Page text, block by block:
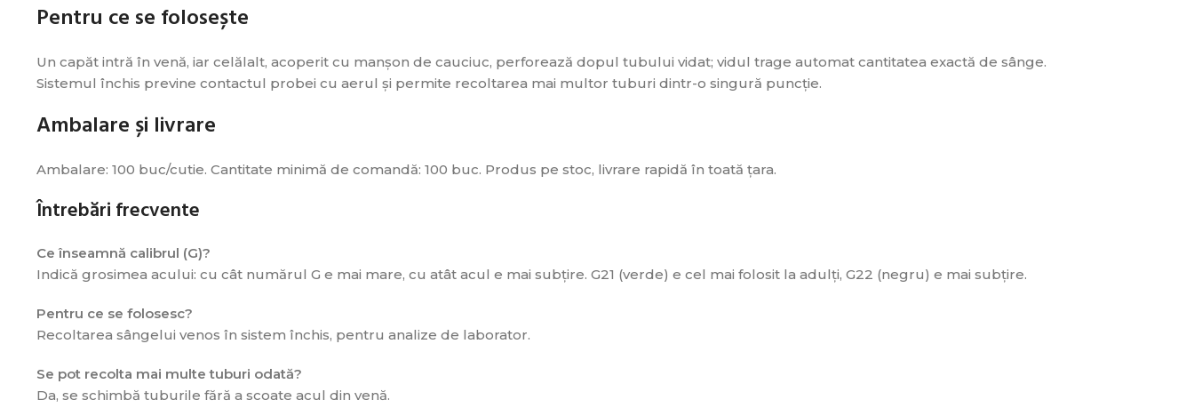
Pentru ce se folosește
Un capăt intră în venă, iar celălalt, acoperit cu manșon de cauciuc, perforează dopul tubului vidat; vidul trage automat cantitatea exactă de sânge.
Sistemul închis previne contactul probei cu aerul și permite recoltarea mai multor tuburi dintr-o singură puncție.
Ambalare și livrare
Ambalare: 100 buc/cutie. Cantitate minimă de comandă: 100 buc. Produs pe stoc, livrare rapidă în toată țara.
Întrebări frecvente
Ce înseamnă calibrul (G)?
Indică grosimea acului: cu cât numărul G e mai mare, cu atât acul e mai subțire. G21 (verde) e cel mai folosit la adulți, G22 (negru) e mai subțire.
Pentru ce se folosesc?
Recoltarea sângelui venos în sistem închis, pentru analize de laborator.
Se pot recolta mai multe tuburi odată?
Da, se schimbă tuburile fără a scoate acul din venă.